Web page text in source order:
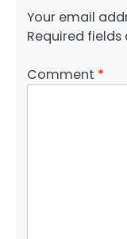
Your email
Required
Comment *